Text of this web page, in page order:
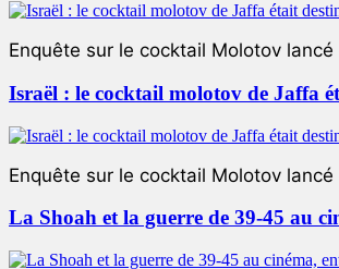
Enquête sur le cocktail Molotov
Israël : le cocktail molotov de Jaffa
Enquête sur le cocktail Molotov
La Shoah et la guerre de 39-45 au